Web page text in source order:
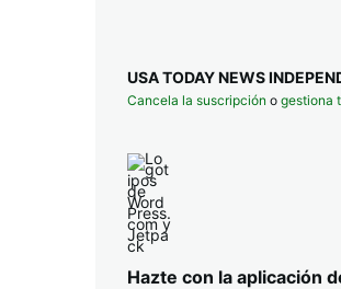
USA TODAY NEWS
Cancela la suscripción o gestiona
Hazte con la aplicación